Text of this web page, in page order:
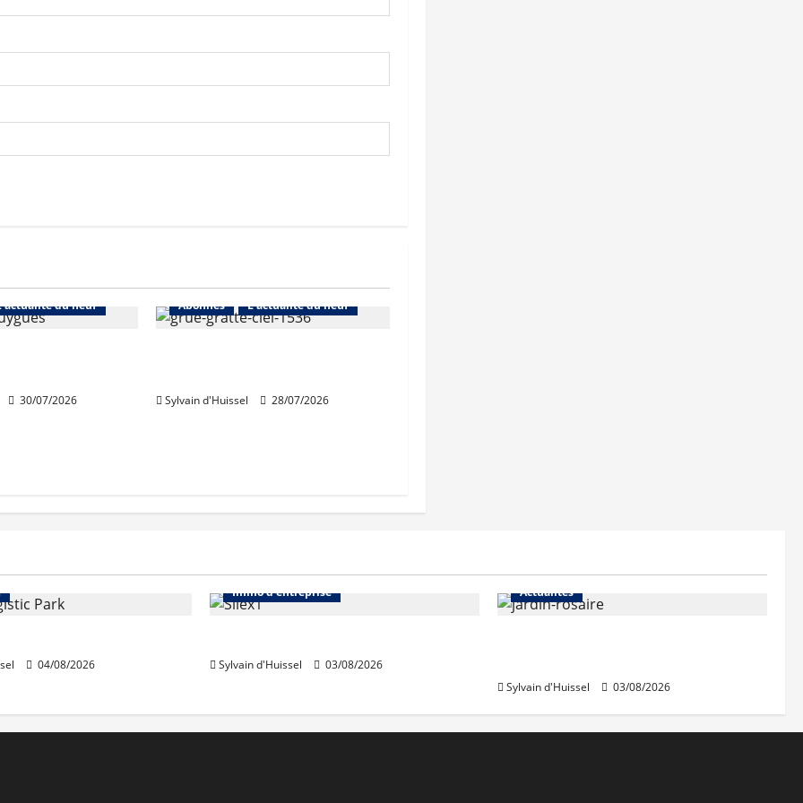
du neuf
30/07/2026
Abonnés L'actualité du neuf
Sylvain d'Huissel 28/07/2026
04/08/2026
Immo d'entreprise
Sylvain d'Huissel 03/08/2026
Actualités
Sylvain d'Huissel 03/08/2026